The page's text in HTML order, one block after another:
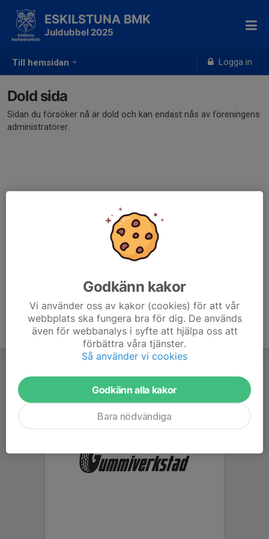
Till hemsidan Logga in
ESKILSTUNA BMK
Juldubbel 2025
Dold sida
Sidan du försöker nå är dold och kan endast nås av föreningens
administratörer.
Godkänn kakor
Vi använder oss av kakor (cookies) för att vår
webbplats ska fungera bra för dig. De används
även för webbanalys i syfte att hjälpa oss att
förbättra våra tjänster.
Så använder vi cookies
Godkänn alla kakor
Bara nödvändiga